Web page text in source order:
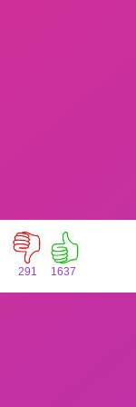
291 1637